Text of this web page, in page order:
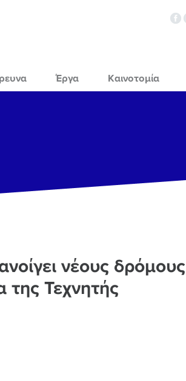
Έργα Καινοτομία
νέους δρόμους
της Τεχνητής